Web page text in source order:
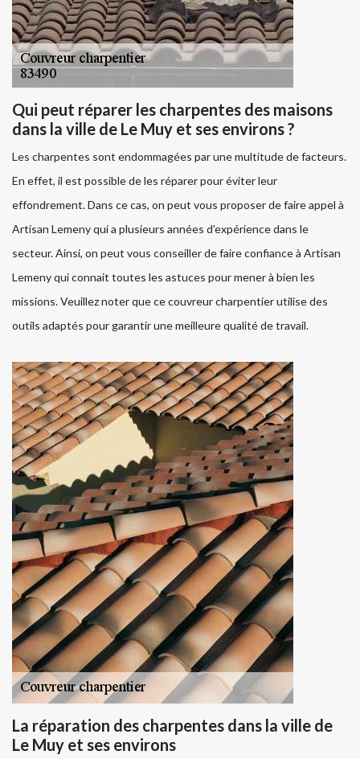
Qui peut réparer les charpentes des maisons
dans la ville de Le Muy et ses environs ?
Les charpentes sont endommagées par une multitude de facteurs.
En effet, il est possible de les réparer pour éviter leur
effondrement. Dans ce cas, on peut vous proposer de faire appel à
Artisan Lemeny qui a plusieurs années d'expérience dans le
secteur. Ainsi, on peut vous conseiller de faire confiance à Artisan
Lemeny qui connait toutes les astuces pour mener à bien les
missions. Veuillez noter que ce couvreur charpentier utilise des
outils adaptés pour garantir une meilleure qualité de travail.
La réparation des charpentes dans la ville de
Le Muy et ses environs